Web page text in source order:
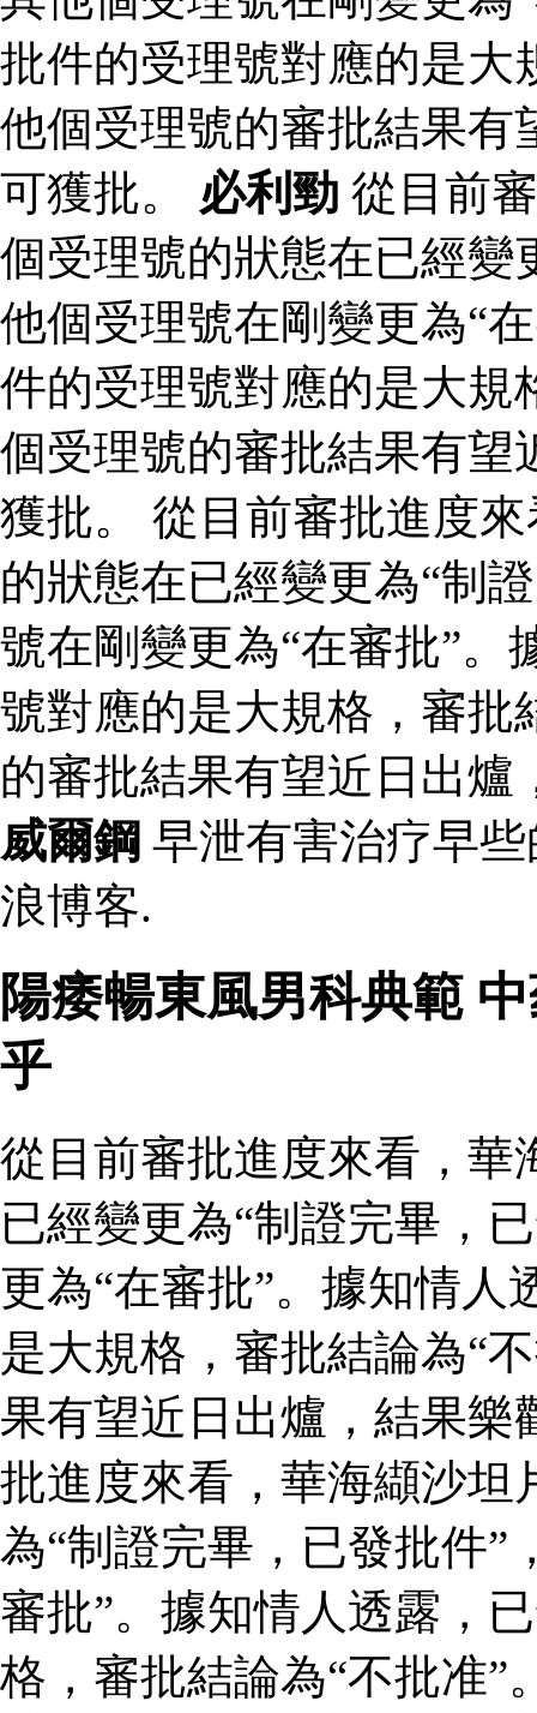
批件的受理號對應的是大
他個受理號的審批結果有
可獲批。 必利勁 從目前
個受理號的狀態在已經變
他個受理號在剛變更為“
件的受理號對應的是大規
個受理號的審批結果有望
獲批。 從目前審批進度
的狀態在已經變更為“制
號在剛變更為“在審批”。
號對應的是大規格，審批
的審批結果有望近日出
威爾鋼 早泄有害治疗早
浪博客.
陽痿暢東風男科典範
乎
從目前審批進度來看，華
已經變更為“制證完畢，
更為“在審批”。據知情
是大規格，審批結論為“
果有望近日出爐，結果樂
批進度來看，華海纈沙坦
為“制證完畢，已發批件”
審批”。據知情人透露，
格，審批結論為“不批准”